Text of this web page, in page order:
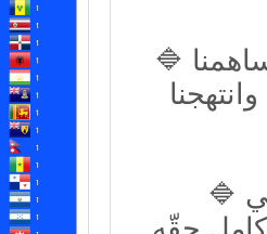
🔷 ساندنا الحلول المبنيةَ على الحوار والتفاهم، وساهمنا
🔷 تنطلق رؤيتَنا لنهايةِ الأزماتِ ومناشئِ الصراعِ في